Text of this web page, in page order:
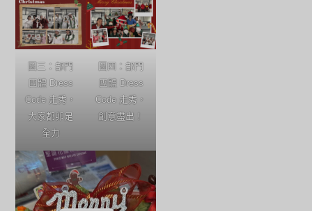
圖三：部門
團體 Dress
Code 走秀，
大家都卯足
全力
圖四：部門
團體 Dress
Code 走秀，
創意盡出！